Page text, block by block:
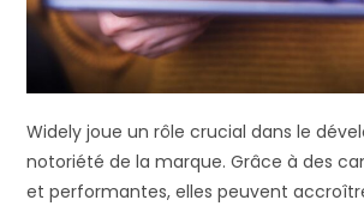
Widely joue un rôle crucial dans le
notoriété de la marque. Grâce à des
et performantes, elles peuvent